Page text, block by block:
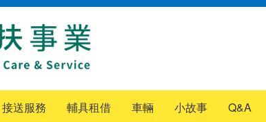
接送服務 輔具租借 車輛 小故事 Q&A